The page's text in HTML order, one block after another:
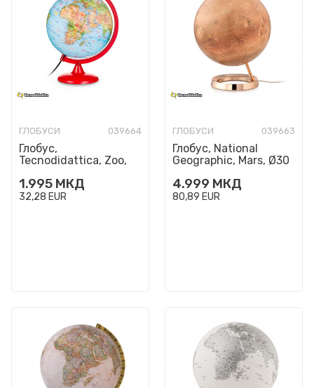
ГЛОБУСИ 039664
Глобус,
Tecnodidattica, Zoo,
1.995 МКД
32,28 EUR
ГЛОБУСИ 039663
Глобус, National
Geographic, Mars, Ø30
4.999 МКД
80,89 EUR